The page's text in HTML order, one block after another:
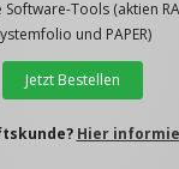
Tools (aktien
und PAPER)
Jetzt Bestellen
Hier